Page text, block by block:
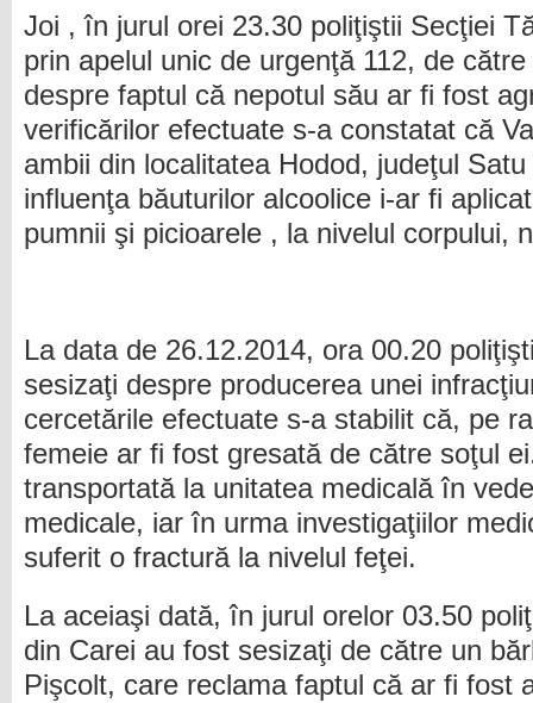
Joi , în jurul orei 23.30 poliţiştii Secţiei
prin apelul unic de urgenţă 112, de
despre faptul că nepotul său ar fi fost
verificărilor efectuate s-a constatat că
ambii din localitatea Hodod, judeţul
influenţa băuturilor alcoolice i-ar fi
pumnii şi picioarele , la nivelul corpului,
La data de 26.12.2014, ora 00.20
sesizaţi despre producerea unei
cercetările efectuate s-a stabilit că, pe
femeie ar fi fost gresată de către soţul
transportată la unitatea medicală în
medicale, iar în urma investigaţiilor
suferit o fractură la nivelul feţei.
La aceiaşi dată, în jurul orelor 03.50
din Carei au fost sesizaţi de către un
Pişcolt, care reclama faptul că ar fi fost